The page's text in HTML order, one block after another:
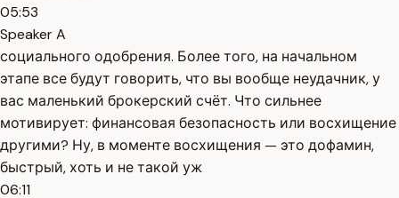
05:53
Speaker A
социального одобрения. Более того, на начальном
этапе все будут говорить, что вы вообще неудачник, у
вас маленький брокерский счёт. Что сильнее
мотивирует: финансовая безопасность или восхищение
другими? Ну, в моменте восхищения — это дофамин,
быстрый, хоть и не такой уж
06:11